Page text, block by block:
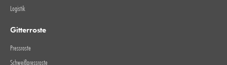
Logistik
Gitterroste
Pressroste
Schweißpressroste